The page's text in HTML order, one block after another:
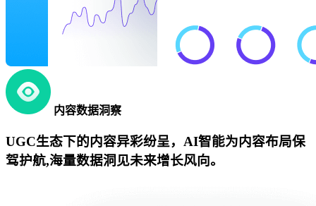
内容数据洞察
UGC生态下的内容异彩纷呈，AI智能为内容布局保
驾护航,海量数据洞见未来增长风向。